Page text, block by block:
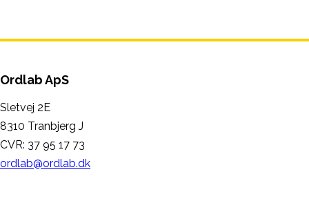
Ordlab ApS
Sletvej 2E
8310 Tranbjerg J
CVR: 37 95 17 73
ordlab@ordlab.dk